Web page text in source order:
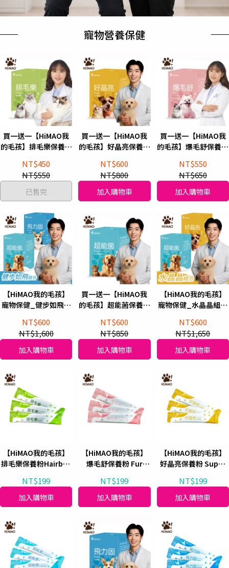
寵物營養保健
買一送一【HiMAO我
的毛孩】排毛樂保養粉
盒)
NT$450
NT$550
已售完
買一送一【HiMAO我
的毛孩】好晶亮保養粉
盒)
NT$600
NT$800
加入購物車
買一送一【HiMAO我
的毛孩】爆毛舒保養粉
(30包/盒)
NT$550
NT$650
加入購物車
【HiMAO我的毛孩】
寵物保健_健步如飛組
盒)
NT$600
NT$1,600
加入購物車
買一送一【HiMAO我
的毛孩】超能菌保養粉
Probiotics (30包/盒)
NT$600
NT$850
加入購物車
【HiMAO我的毛孩】
寵物保健_水晶晶組合
盒)
NT$600
NT$1,650
加入購物車
【HiMAO我的毛孩】
排毛樂保養粉Hairball
NT$199
加入購物車
【HiMAO我的毛孩】
爆毛舒保養粉 Fur
體驗包
NT$199
加入購物車
【HiMAO我的毛孩】
好晶亮保養粉 Super
NT$199
加入購物車